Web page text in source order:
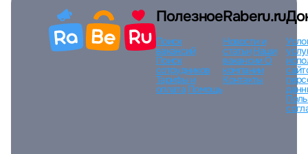
Вход по коду Забыли
Полезное
Поиск
вакансий
Поиск
сотрудников
Тарифы и
оплата Помощь
Raberu.ru
Новости и
статьи Наши
вакансииО
компании
Контакты